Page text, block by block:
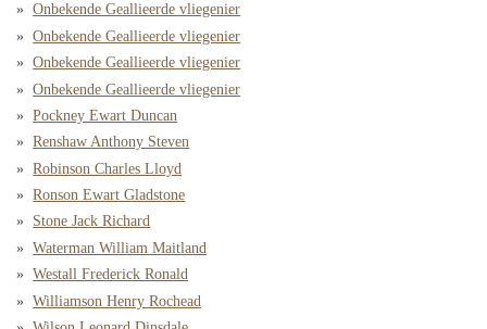
Onbekende Geallieerde vliegenier
Onbekende Geallieerde vliegenier
Onbekende Geallieerde vliegenier
Onbekende Geallieerde vliegenier
Pockney Ewart Duncan
Renshaw Anthony Steven
Robinson Charles Lloyd
Ronson Ewart Gladstone
Stone Jack Richard
Waterman William Maitland
Westall Frederick Ronald
Williamson Henry Rochead